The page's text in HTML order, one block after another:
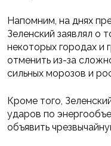
Напомним, на днях
Зеленский заявлял о
некоторых городах и
отменить из-за
сильных морозов и
Кроме того,
ударов по
объявить